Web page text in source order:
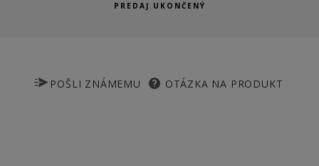
PREDAJ UKONČENÝ
POŠLI ZNÁMEMU OTÁZKA NA PRODUKT